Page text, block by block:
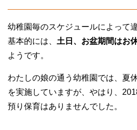
幼稚園毎のスケジュールによって
基本的には、 土日、お盆期間はお
ようです。
わたしの娘の通う幼稚園では、夏
を実施していますが、やはり、
預り保育はありませんでした。